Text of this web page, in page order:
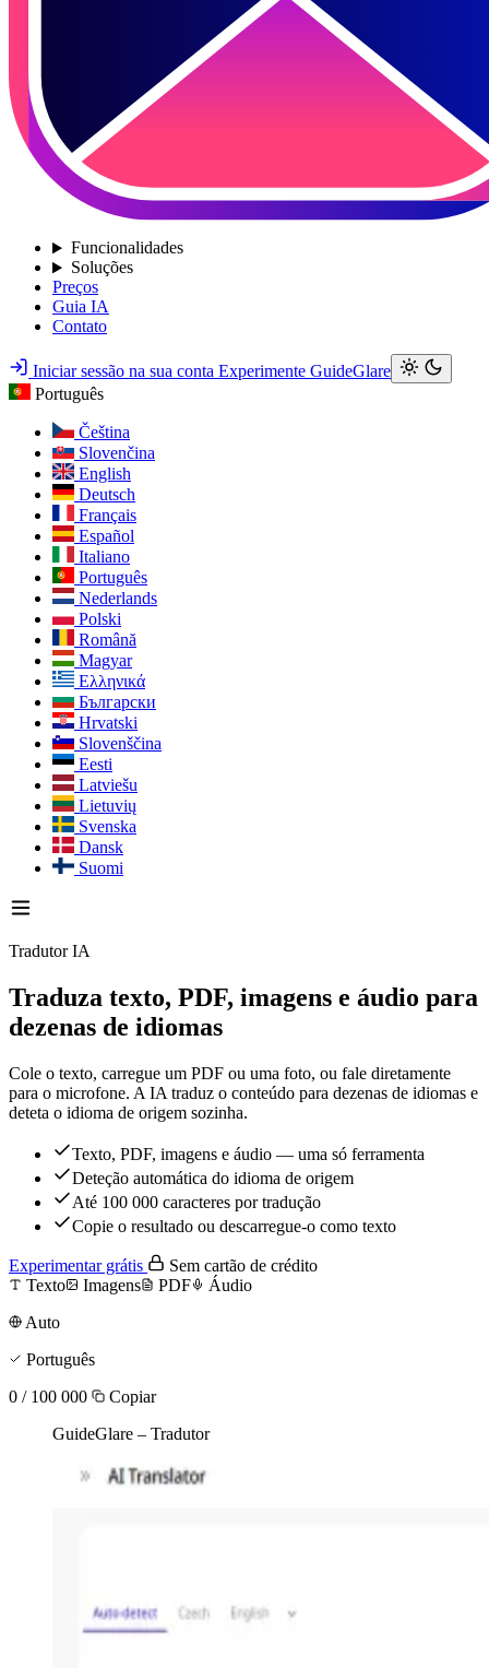
Funcionalidades
Soluções
Preços
Guia IA
Contato
Iniciar sessão na sua conta Experimente GuideGlare
Português
Čeština
Slovenčina
English
Deutsch
Français
Español
Italiano
Português
Nederlands
Polski
Română
Magyar
Ελληνικά
Български
Hrvatski
Slovenščina
Eesti
Latviešu
Lietuvių
Svenska
Dansk
Suomi
Tradutor IA
Traduza texto, PDF, imagens e áudio para
dezenas de idiomas
Cole o texto, carregue um PDF ou uma foto, ou fale diretamente
para o microfone. A IA traduz o conteúdo para dezenas de idiomas e
deteta o idioma de origem sozinha.
Texto, PDF, imagens e áudio — uma só ferramenta
Deteção automática do idioma de origem
Até 100 000 caracteres por tradução
Copie o resultado ou descarregue-o como texto
Experimentar grátis
Sem cartão de crédito
Texto
Imagens PDF
Áudio
Auto
Português
0 / 100 000
Copiar
GuideGlare – Tradutor